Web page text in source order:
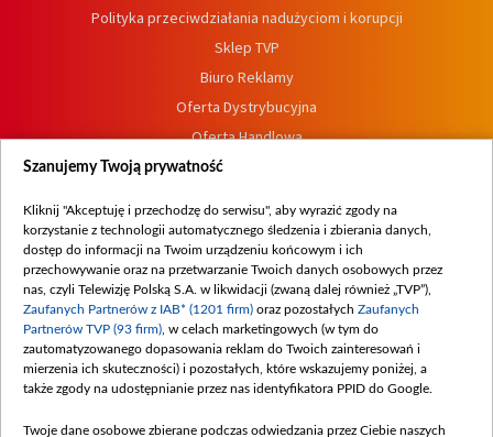
Polityka przeciwdziałania nadużyciom i korupcji
Sklep TVP
Biuro Reklamy
Oferta Dystrybucyjna
Oferta Handlowa
Dostępność
Procedura zgłoszeń wewnętrznych
Szanujemy Twoją prywatność
Kliknij "Akceptuję i przechodzę do serwisu", aby wyrazić zgody na
korzystanie z technologii automatycznego śledzenia i zbierania danych,
dostęp do informacji na Twoim urządzeniu końcowym i ich
przechowywanie oraz na przetwarzanie Twoich danych osobowych przez
nas, czyli Telewizję Polską S.A. w likwidacji (zwaną dalej również „TVP”),
Zaufanych Partnerów z IAB* (1201 firm) oraz pozostałych Zaufanych
Partnerów TVP (93 firm) , w celach marketingowych (w tym do
zautomatyzowanego dopasowania reklam do Twoich zainteresowań i
mierzenia ich skuteczności) i pozostałych, które wskazujemy poniżej, a
także zgody na udostępnianie przez nas identyfikatora PPID do Google.
Twoje dane osobowe zbierane podczas odwiedzania przez Ciebie naszych